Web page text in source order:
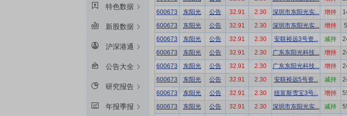
特色数据
新股数据
沪深港通
公告大全
研究报告
年报季报
600673
东阳光 公告 32.91 2.30 深圳市东阳光实... 增持
600673
东阳光 公告 32.91 2.30 深圳市东阳光实... 增持
600673
东阳光 公告 32.91 2.30 安联裕远3号资... 减持
600673
东阳光 公告 32.91 2.30 广东东阳光科技... 增持
600673
东阳光 公告 32.91 2.30 广东东阳光科技... 增持
600673
东阳光 公告 32.91 2.30 安联裕远5号资... 减持
600673
东阳光 公告 32.91 2.30 纽富斯雪宝3号... 增持
600673
东阳光 公告 32.91 2.30 深圳市东阳光实... 减持